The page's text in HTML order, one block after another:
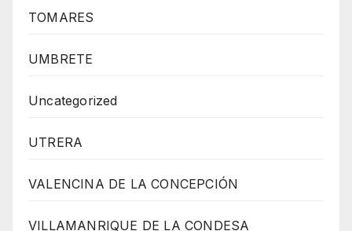
TOMARES
UMBRETE
Uncategorized
UTRERA
VALENCINA DE LA CONCEPCIÓN
VILLAMANRIQUE DE LA CONDESA